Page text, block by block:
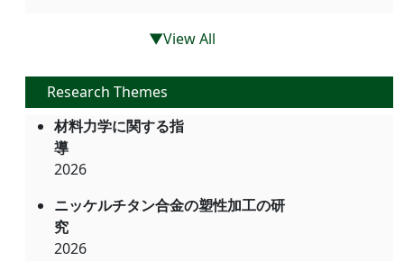
▼View All
Research Themes
材料力学に関する指
導
2026
ニッケルチタン合金の塑性加工の研
究
2026